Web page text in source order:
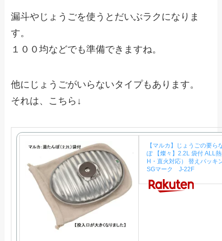
漏斗やじょうごを使うとだいぶラクになりま
す。
１００均などでも準備できますね。
他にじょうごがいらないタイプもあります。
それは、こちら↓
【マルカ】じょうごの要ら
ぽ 【燦々】2.2L 袋付 ALL
H・直火対応） 替えパッキ
SGマーク J-22F